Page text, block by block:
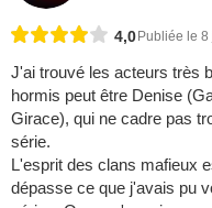
4,0Publiée le
J'ai trouvé les acteurs très
hormis peut être Denise
Girace), qui ne cadre pas
série.
L'esprit des clans mafieux
dépasse ce que j'avais pu